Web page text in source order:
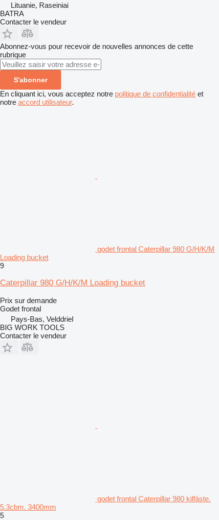
Lituanie, Raseiniai
BATRA
Contacter le vendeur
Abonnez-vous pour recevoir de nouvelles annonces de cette
rubrique
S'abonner
En cliquant ici, vous acceptez notre politique de confidentialité et
notre accord utilisateur.
godet frontal Caterpillar 980 G/H/K/M
Loading bucket
9
Caterpillar 980 G/H/K/M Loading bucket
Prix sur demande
Godet frontal
Pays-Bas, Velddriel
BIG WORK TOOLS
Contacter le vendeur
godet frontal Caterpillar 980 kilfäste.
5.3cbm. 3400mm
5